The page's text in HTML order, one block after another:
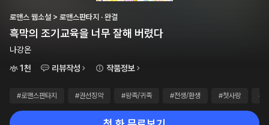
로맨스 웹소설 > 로맨스판타지 · 완결
흑막의 조기교육을 너무 잘해 버렸다
나강온
1천
리뷰작성 작품정보
#로맨스판타지 #권선징악 #왕족/귀족 #전생/환생 #첫사랑 #